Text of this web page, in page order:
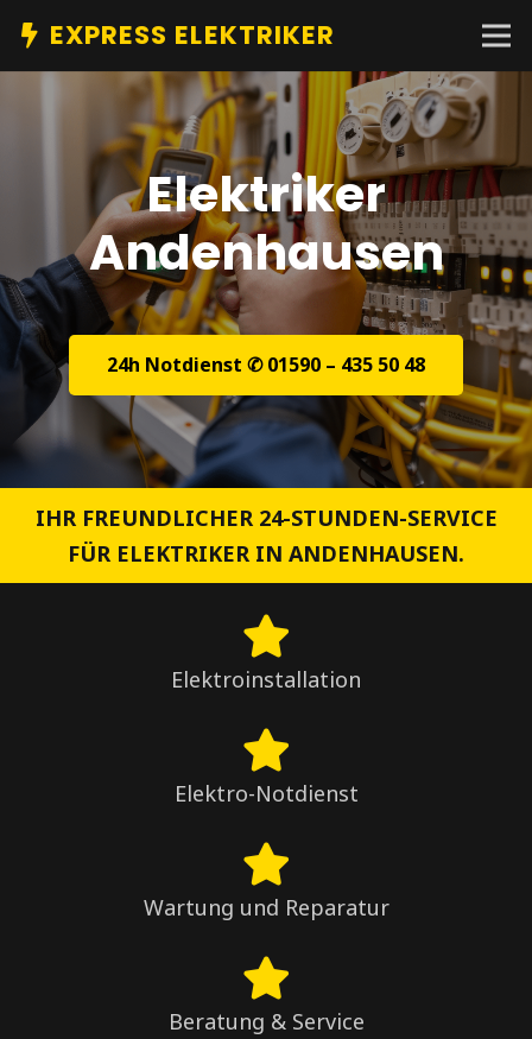
EXPRESS ELEKTRIKER
Elektriker
Andenhausen
24h Notdienst ✆ 01590 – 435 50 48
IHR FREUNDLICHER 24-STUNDEN-SERVICE
FÜR ELEKTRIKER IN ANDENHAUSEN.
Elektroinstallation
Elektro-Notdienst
Wartung und Reparatur
Beratung & Service